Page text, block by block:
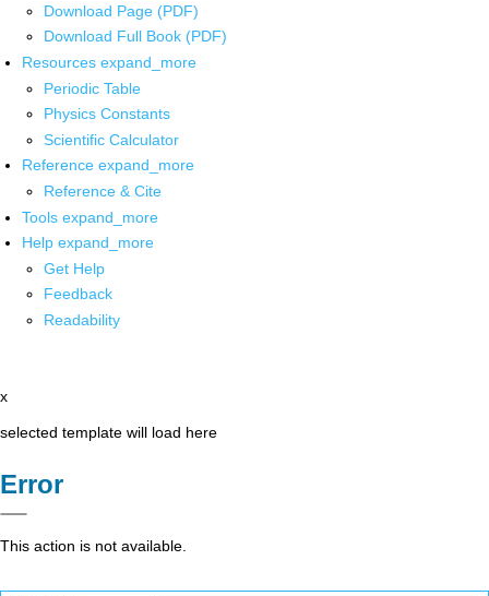
Download Page (PDF)
Download Full Book (PDF)
Resources expand_more
Periodic Table
Physics Constants
Scientific Calculator
Reference expand_more
Reference & Cite
Tools expand_more
Help expand_more
Get Help
Feedback
Readability
x
selected template will load here
Error
This action is not available.